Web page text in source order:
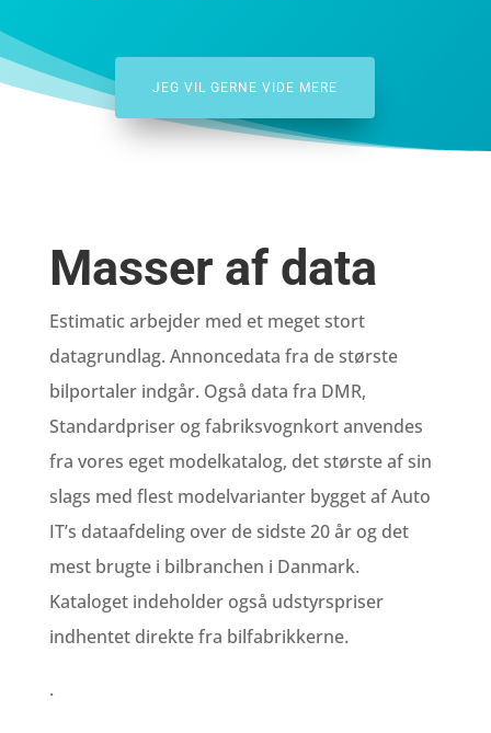
JEG VIL GERNE VIDE MERE
Masser af data
Estimatic arbejder med et meget stort
datagrundlag. Annoncedata fra de største
bilportaler indgår. Også data fra DMR,
Standardpriser og fabriksvognkort anvendes
fra vores eget modelkatalog, det største af sin
slags med flest modelvarianter bygget af Auto
IT’s dataafdeling over de sidste 20 år og det
mest brugte i bilbranchen i Danmark.
Kataloget indeholder også udstyrspriser
indhentet direkte fra bilfabrikkerne.
.